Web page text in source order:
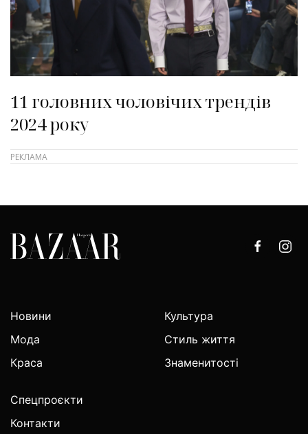
11 головних чоловічих трендів
2024 року
Новини
Мода
Краса
Культура
Стиль життя
Знаменитості
Спецпроєкти
Контакти